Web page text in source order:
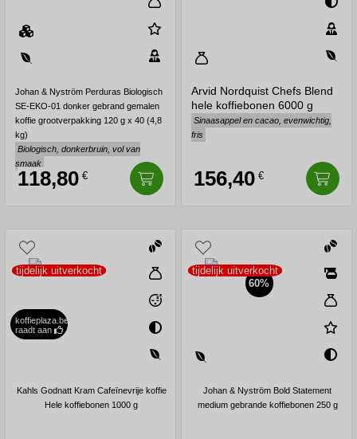
Johan & Nyström Perduras Biologisch
SE-EKO-01 donker gebrand gemalen
koffie grootverpakking 120 g x 40 (4,8
kg)
Biologisch, donkerbruin, vol van
smaak
118,80€
Arvid Nordquist Chefs Blend
hele koffiebonen 6000 g
Sinaasappel en cacao, evenwichtig,
fris
156,40€
tijdelijk uitverkocht
koffieplaza.be
raadt aan
Kahls Godnatt Kram Cafeïnevrije koffie
Hele koffiebonen 1000 g
60%
tijdelijk uitverkocht
Johan & Nyström Bold Statement
medium gebrande koffiebonen 250 g